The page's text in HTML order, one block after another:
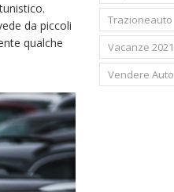
da piccoli
qualche
Trazioneauto
Vacanze 2021
Vendere Auto